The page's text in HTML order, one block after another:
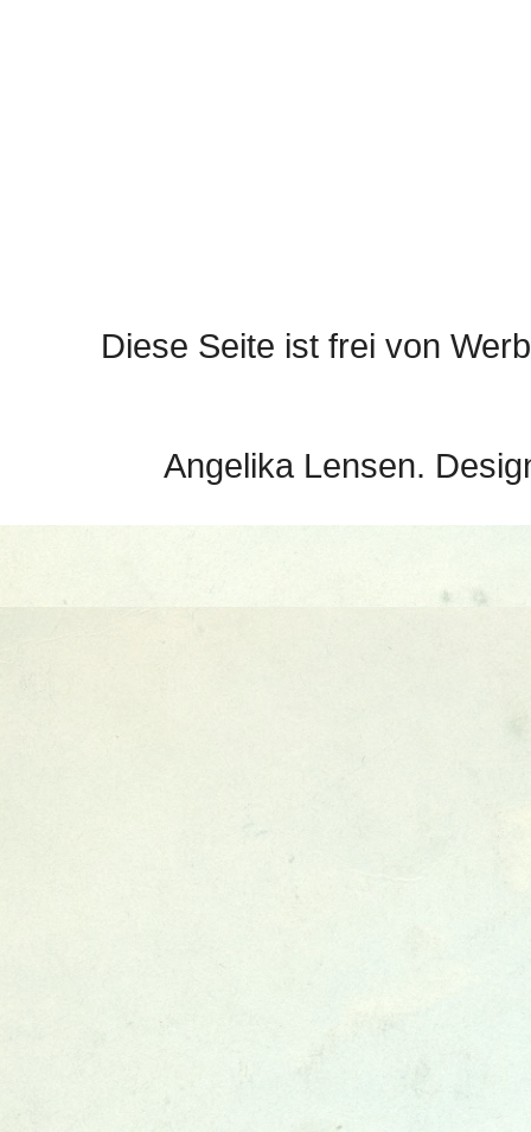
Diese Seite ist frei von
Angelika Lensen.